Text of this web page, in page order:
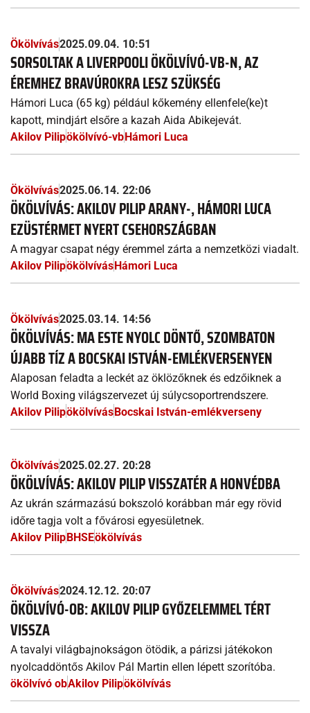
Ökölvívás2025.09.04. 10:51
SORSOLTAK A LIVERPOOLI ÖKÖLVÍVÓ-VB-N, AZ
ÉREMHEZ BRAVÚROKRA LESZ SZÜKSÉG
Hámori Luca (65 kg) például kőkemény ellenfele(ke)t
kapott, mindjárt elsőre a kazah Aida Abikejevát.
Akilov Pilipökölvívó-vbHámori Luca
Ökölvívás2025.06.14. 22:06
ÖKÖLVÍVÁS: AKILOV PILIP ARANY-, HÁMORI LUCA
EZÜSTÉRMET NYERT CSEHORSZÁGBAN
A magyar csapat négy éremmel zárta a nemzetközi viadalt.
Akilov PilipökölvívásHámori Luca
Ökölvívás2025.03.14. 14:56
ÖKÖLVÍVÁS: MA ESTE NYOLC DÖNTŐ, SZOMBATON
ÚJABB TÍZ A BOCSKAI ISTVÁN-EMLÉKVERSENYEN
Alaposan feladta a leckét az öklözőknek és edzőiknek a
World Boxing világszervezet új súlycsoportrendszere.
Akilov PilipökölvívásBocskai István-emlékverseny
Ökölvívás2025.02.27. 20:28
ÖKÖLVÍVÁS: AKILOV PILIP VISSZATÉR A HONVÉDBA
Az ukrán származású bokszoló korábban már egy rövid
időre tagja volt a fővárosi egyesületnek.
Akilov PilipBHSEökölvívás
Ökölvívás2024.12.12. 20:07
ÖKÖLVÍVÓ-OB: AKILOV PILIP GYŐZELEMMEL TÉRT
VISSZA
A tavalyi világbajnokságon ötödik, a párizsi játékokon
nyolcaddöntős Akilov Pál Martin ellen lépett szorítóba.
ökölvívó obAkilov Pilipökölvívás